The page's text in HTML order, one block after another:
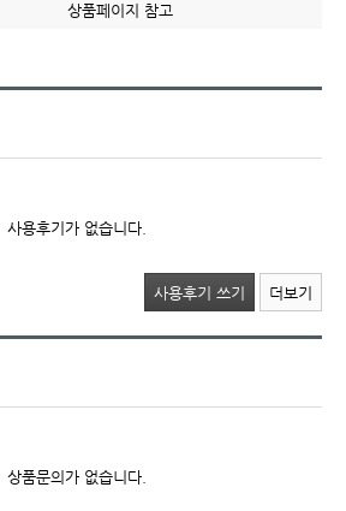
상품페이지 참고
사용후기가 없습니다.
사용후기 쓰기 더보기
상품문의가 없습니다.